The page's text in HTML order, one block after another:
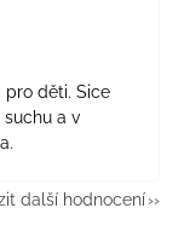
hvězdiček.
pro děti. Sice
a v
další hodnocení